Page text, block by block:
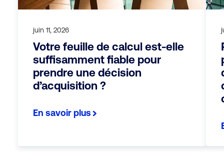
juin 11, 2026
Votre feuille de calcul est-elle
suffisamment fiable pour
prendre une décision
d’acquisition ?
En savoir plus